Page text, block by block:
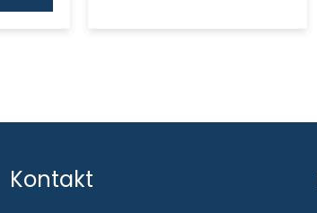
Kontakt